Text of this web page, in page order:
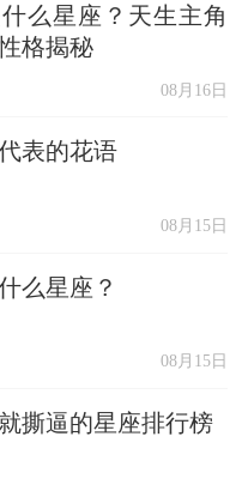
么星座？天生主角
格揭秘
08月16日
表的花语
08月15日
么星座？
08月15日
撕逼的星座排行榜